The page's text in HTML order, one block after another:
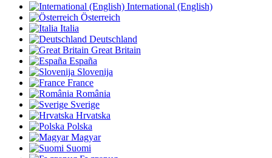
International (English)
Österreich
Italia
Deutschland
Great Britain
España
Slovenija
France
România
Sverige
Hrvatska
Polska
Magyar
Suomi